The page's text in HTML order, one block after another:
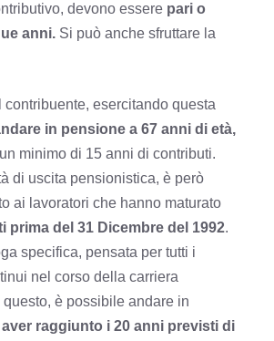
devono essere pari o
anni. Si può anche sfruttare la
contribuente, esercitando questa
in pensione a 67 anni di età,
minimo di 15 anni di contributi.
di uscita pensionistica, è però
ai lavoratori che hanno maturato
prima del 31 Dicembre del 1992.
specifica, pensata per tutti i
nel corso della carriera
è possibile andare in
raggiunto i 20 anni previsti di